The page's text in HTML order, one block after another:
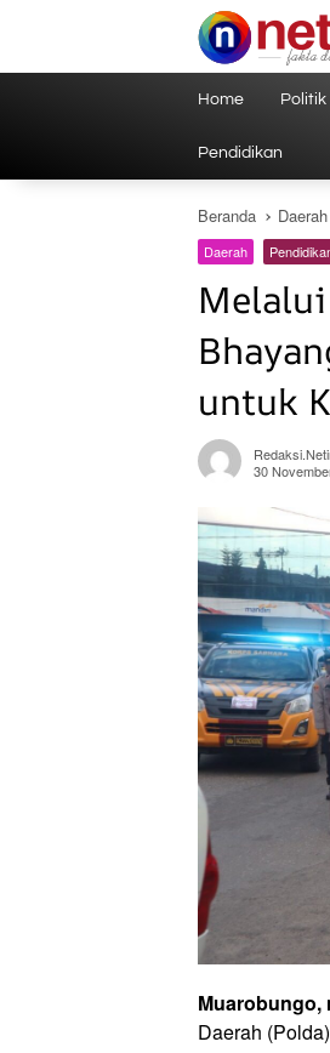
Home Politik
Pendidikan
Beranda Daerah
Daerah
untuk
30
Muarobungo,
Daerah